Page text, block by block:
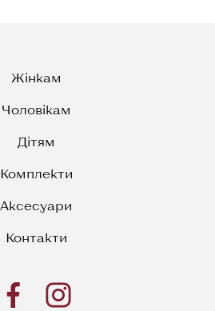
Жінкам
Чоловікам
Дітям
Комплекти
Аксесуари
Контакти